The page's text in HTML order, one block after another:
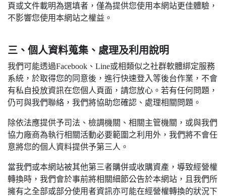
頁或文件載明為選填者，僅為提供您使用本網站更佳體驗，
不影響您使用本網站之權益。
三、個人資料蒐集、處理及利用說明
我們可能透過Facebook、Line或相類似之社群軟體綁定服務
系統，於取得您的同意後，進行快速登入等後台作業，不會
有私自投放資訊在您個人頁面，請您放心。若有任何問題，
仍可與我們聯絡，我們將協助您確認、處理相關問題。
除依法應提供予司法、檢調機關、相關主管機關，或與我們
協力廠商為執行相關活動必要範圍之利用外，我們將不會任
意將您的個人資料提供予第三人。
當我們或本網站被其他第三者購併或收購資產，導致經營權
轉換時，我們會於事前將相關細節公告於本網站，且我們所
擁有之全部或部分使用者資訊亦可能在經營權轉換的狀況下